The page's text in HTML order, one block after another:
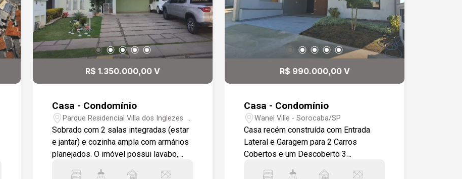
R$ 1.350.000,00 V
Casa - Condomínio
Parque Residencial Villa dos Inglezes -
Sorocaba/SP
Sobrado com 2 salas integradas (estar
e jantar) e cozinha ampla com armários
planejados. O imóvel possui lavabo,
R$ 990.000,00 V
Casa - Condomínio
Wanel Ville - Sorocaba/SP
Casa recém construída com Entrada
Lateral e Garagem para 2 Carros
Cobertos e um Descoberto 3